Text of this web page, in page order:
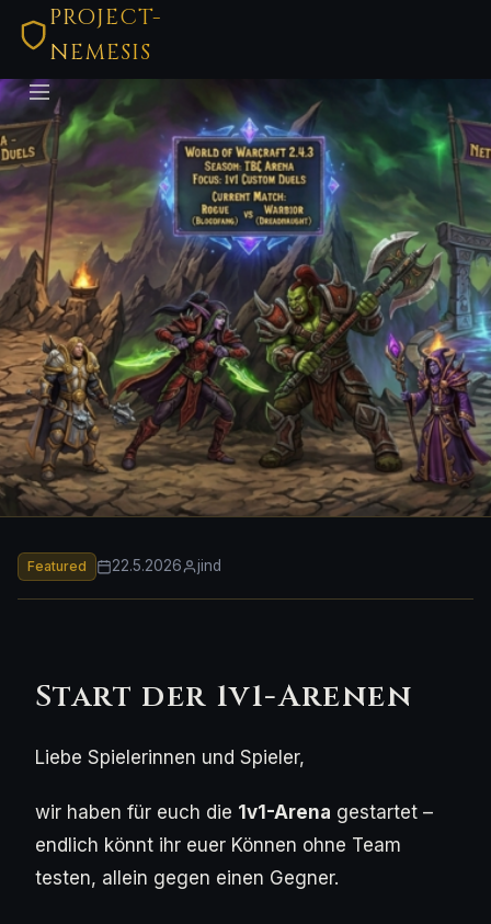
PROJECT-
NEMESIS
Featured 22.5.2026 jind
Start der 1v1-Arenen
Liebe Spielerinnen und Spieler,
wir haben für euch die 1v1-Arena gestartet –
endlich könnt ihr euer Können ohne Team
testen, allein gegen einen Gegner.